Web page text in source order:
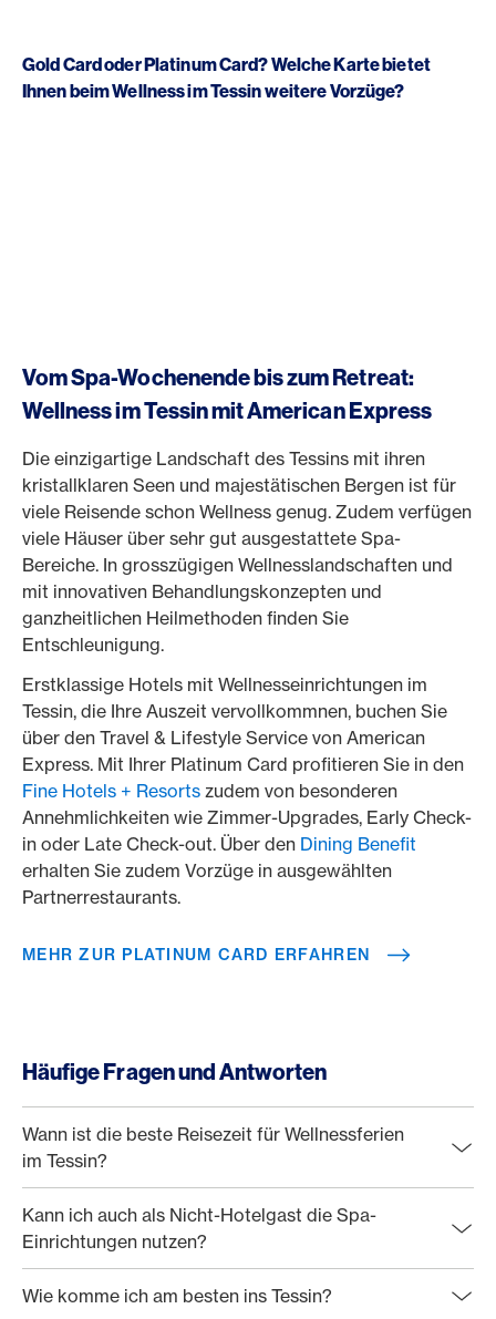
Gold Card oder Platinum Card? Welche Karte bietet
Ihnen beim Wellness im Tessin weitere Vorzüge?
Vom Spa-Wochenende bis zum Retreat:
Wellness im Tessin mit American Express
Die einzigartige Landschaft des Tessins mit ihren
kristallklaren Seen und majestätischen Bergen ist für
viele Reisende schon Wellness genug. Zudem verfügen
viele Häuser über sehr gut ausgestattete Spa-
Bereiche. In grosszügigen Wellnesslandschaften und
mit innovativen Behandlungskonzepten und
ganzheitlichen Heilmethoden finden Sie
Entschleunigung.
Erstklassige Hotels mit Wellnesseinrichtungen im
Tessin, die Ihre Auszeit vervollkommnen, buchen Sie
über den Travel & Lifestyle Service von American
Express. Mit Ihrer Platinum Card profitieren Sie in den
Fine Hotels + Resorts zudem von besonderen
Annehmlichkeiten wie Zimmer-Upgrades, Early Check-
in oder Late Check-out. Über den Dining Benefit
erhalten Sie zudem Vorzüge in ausgewählten
Partnerrestaurants.
MEHR ZUR PLATINUM CARD ERFAHREN
Häufige Fragen und Antworten
Wann ist die beste Reisezeit für Wellnessferien
im Tessin?
Kann ich auch als Nicht-Hotelgast die Spa-
Einrichtungen nutzen?
Wie komme ich am besten ins Tessin?